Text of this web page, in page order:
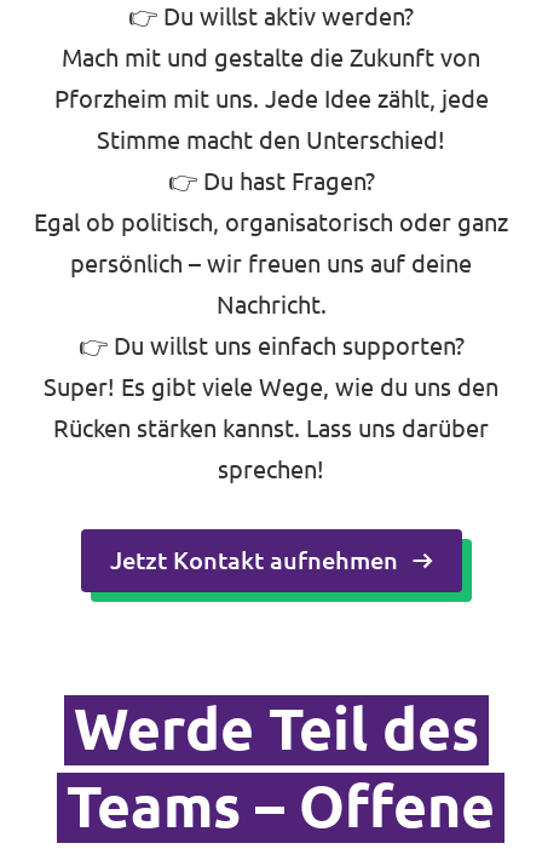
👉 Du willst aktiv werden?
Mach mit und gestalte die Zukunft von
Pforzheim mit uns. Jede Idee zählt, jede
Stimme macht den Unterschied!
👉 Du hast Fragen?
Egal ob politisch, organisatorisch oder ganz
persönlich – wir freuen uns auf deine
Nachricht.
👉 Du willst uns einfach supporten?
Super! Es gibt viele Wege, wie du uns den
Rücken stärken kannst. Lass uns darüber
sprechen!
Jetzt Kontakt aufnehmen
Werde Teil des
Teams – Offene